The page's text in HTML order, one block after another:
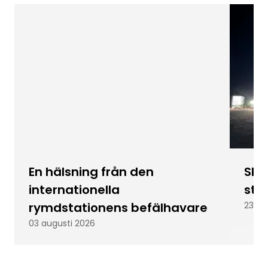
En hälsning från den
internationella
rymdstationens befälhavare
03 augusti 2026
23